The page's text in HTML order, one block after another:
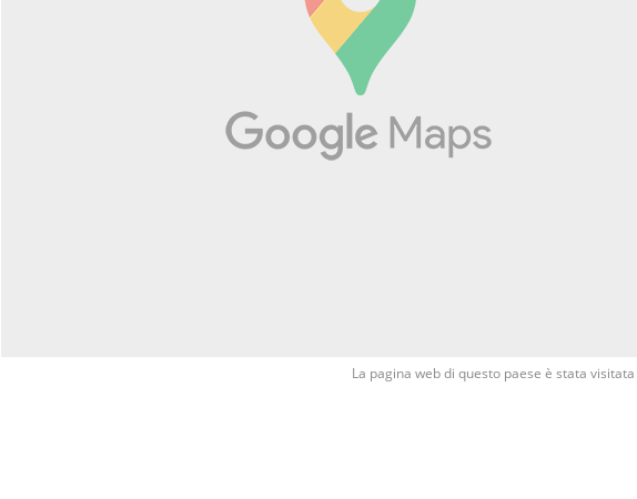
La pagina web di questo paese è stata visitata